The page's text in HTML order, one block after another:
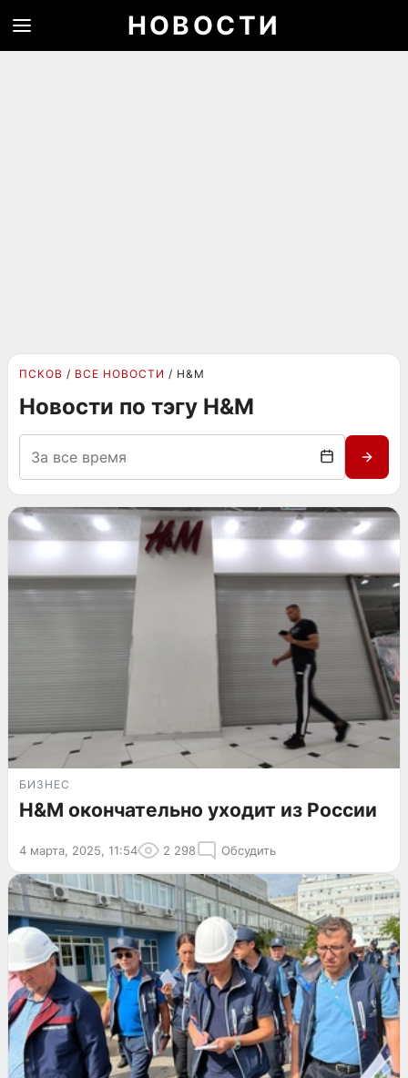
НОВОСТИ
ПСКОВ ВСЕ НОВОСТИ H&M
Новости по тэгу H&M
БИЗНЕС
H&M окончательно уходит из России
4 марта, 2025, 11:54 2 298 Обсудить